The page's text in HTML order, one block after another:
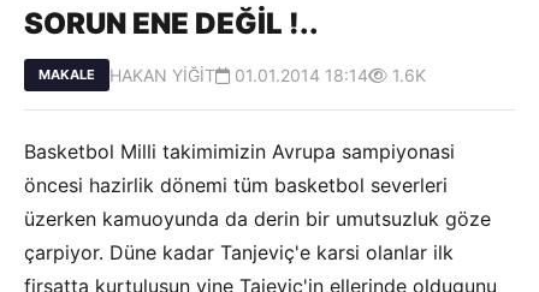
SORUN ENE DEĞİL !..
MAKALE HAKAN YİĞİT 01.01.2014 18:14 1.6K
Basketbol Milli takimimizin Avrupa sampiyonasi
öncesi hazirlik dönemi tüm basketbol severleri
üzerken kamuoyunda da derin bir umutsuzluk göze
çarpiyor. Düne kadar Tanjeviç'e karsi olanlar ilk
firsatta kurtulusun yine Tajeviç'in ellerinde oldugunu